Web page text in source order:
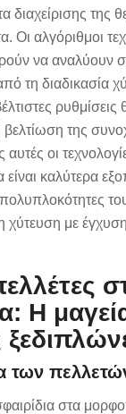
διαχείρισης της
Οι αλγόριθμοι
να αναλύουν
τη διαδικασία
ρυθμίσεις
της
οι
καλύτερα
πολυπλοκότητες
χύτευση με
Η
των
στα